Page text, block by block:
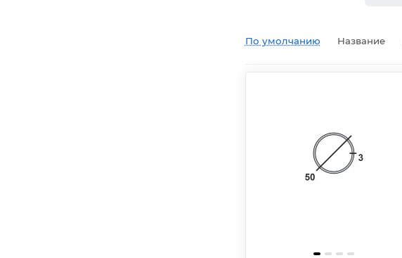
По умолчанию Название